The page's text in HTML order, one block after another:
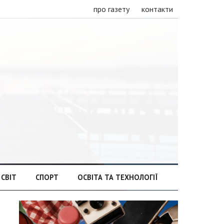
про газету контакти
СВІТ СПОРТ ОСВІТА ТА ТЕХНОЛОГІЇ